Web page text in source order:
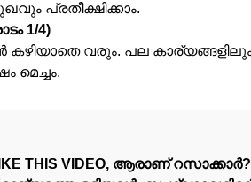
പ്രതീക്ഷിക്കാം.
1/4)
കഴിയാതെ വരും. പല കാര്യങ്ങളിലും
മെച്ചം.
THIS VIDEO, ആരാണ്‌